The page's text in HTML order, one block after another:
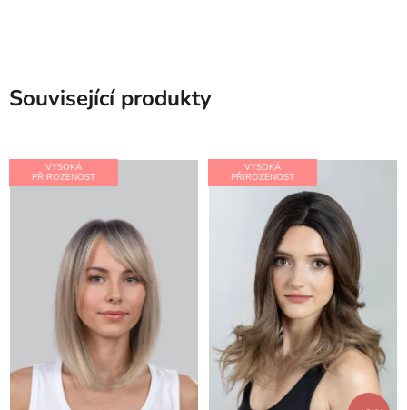
Související produkty
VYSOKÁ
PŘIROZENOST
VYSOKÁ
PŘIROZENOST